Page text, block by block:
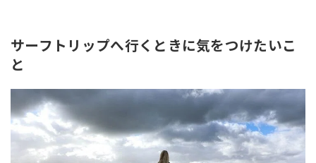
サーフトリップへ行くときに気をつけたいこ
と